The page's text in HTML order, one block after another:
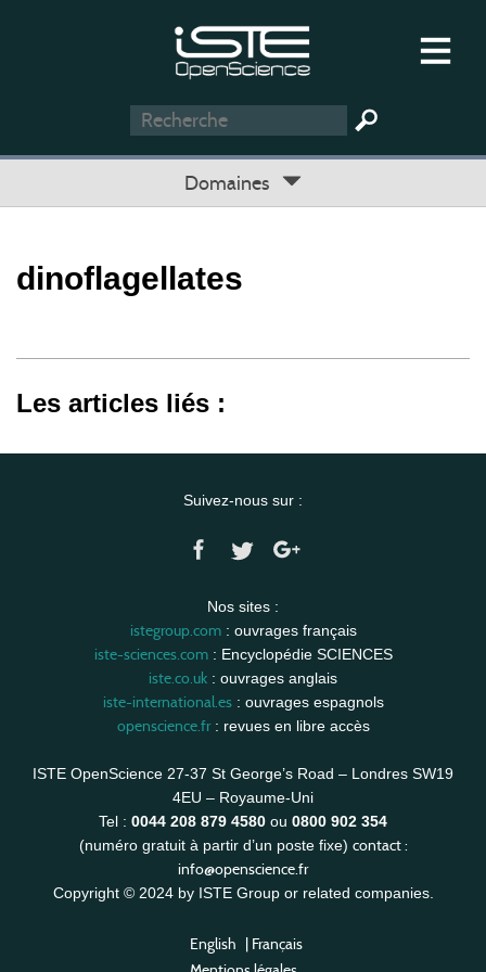
Domaines
dinoflagellates
Les articles liés :
Suivez-nous sur :
Nos sites :
istegroup.com: ouvrages français
iste-sciences.com: Encyclopédie SCIENCES
iste.co.uk : ouvrages anglais
iste-international.es: ouvrages espagnols
openscience.fr: revues en libre accès
ISTE OpenScience 27-37 St George’s Road – Londres SW19
4EU – Royaume-Uni
Tel : 0044 208 879 4580 ou 0800 902 354
(numéro gratuit à partir d’un poste fixe) contact :
info@openscience.fr
Copyright © 2024 by ISTE Group or related companies.
English | Français